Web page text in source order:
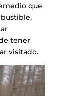
que
tener
visitado.